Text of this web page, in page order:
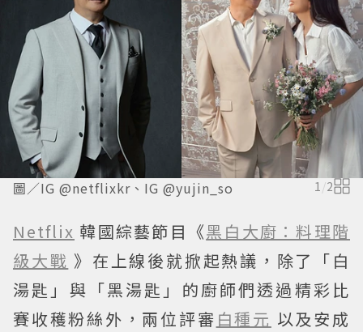
圖／IG @netflixkr、IG @yujin_so 1/2
Netflix 韓國綜藝節目《黑白大廚：料理階
級大戰 》在上線後就掀起熱議，除了「白
湯匙」與「黑湯匙」的廚師們透過精彩比
賽收穫粉絲外，兩位評審 白種元 以及安成